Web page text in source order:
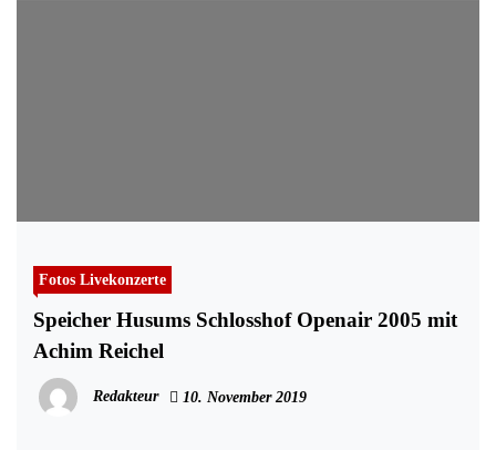
Fotos Livekonzerte
Speicher Husums Schlosshof Openair 2005 mit
Achim Reichel
Redakteur 10. November 2019